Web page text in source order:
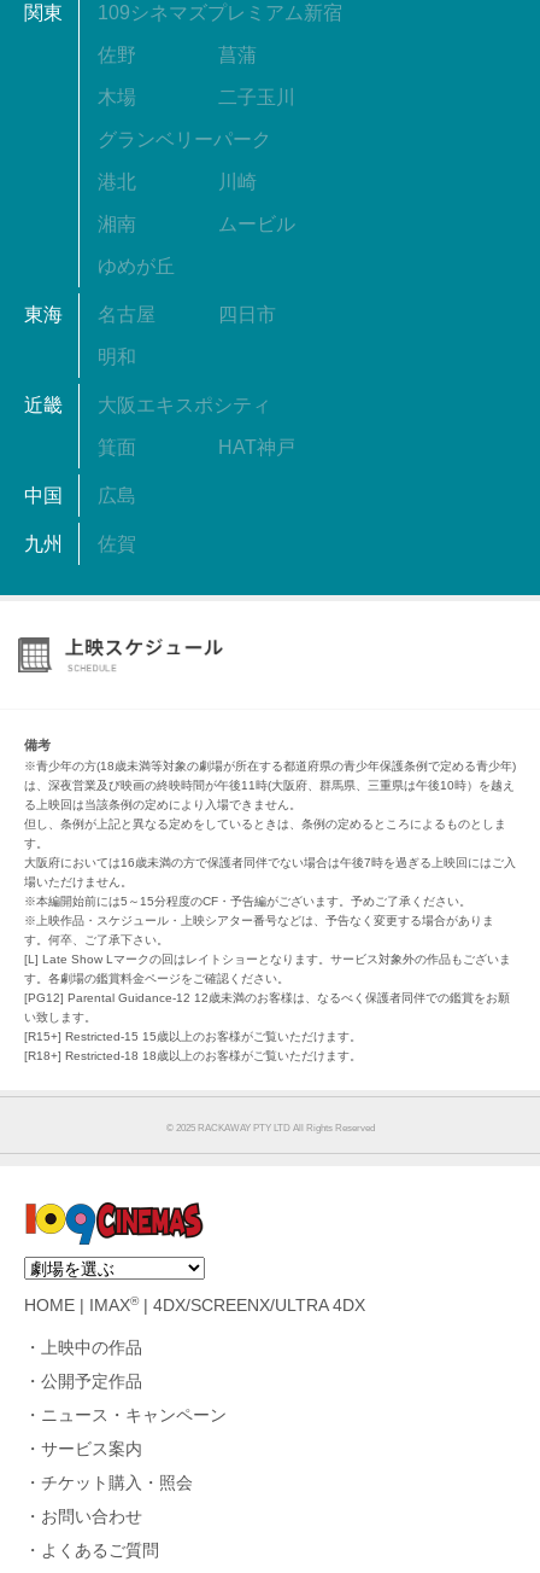
関東 109シネマズプレミアム新宿
佐野 菖蒲
木場 二子玉川
グランベリーパーク
港北 川崎
湘南 ムービル
ゆめが丘
東海 名古屋 四日市
明和
近畿 大阪エキスポシティ
箕面 HAT神戸
中国 広島
九州 佐賀
備考
※青少年の方(18歳未満等対象の劇場が所在する都道府県の青少年保護条例で定める青少年)
は、深夜営業及び映画の終映時間が午後11時(大阪府、群馬県、三重県は午後10時）を越え
る上映回は当該条例の定めにより入場できません。
但し、条例が上記と異なる定めをしているときは、条例の定めるところによるものとしま
す。
大阪府においては16歳未満の方で保護者同伴でない場合は午後7時を過ぎる上映回にはご入
場いただけません。
※本編開始前には5～15分程度のCF・予告編がございます。予めご了承ください。
※上映作品・スケジュール・上映シアター番号などは、予告なく変更する場合がありま
す。何卒、ご了承下さい。
[L] Late Show Lマークの回はレイトショーとなります。サービス対象外の作品もございま
す。各劇場の鑑賞料金ページをご確認ください。
[PG12] Parental Guidance-12 12歳未満のお客様は、なるべく保護者同伴での鑑賞をお願
い致します。
[R15+] Restricted-15 15歳以上のお客様がご覧いただけます。
[R18+] Restricted-18 18歳以上のお客様がご覧いただけます。
©︎ 2025 RACKAWAY PTY LTD All Rights Reserved
HOME IMAX®| 4DX/SCREENX/ULTRA 4DX
上映中の作品
公開予定作品
ニュース・キャンペーン
サービス案内
チケット購入・照会
お問い合わせ
よくあるご質問